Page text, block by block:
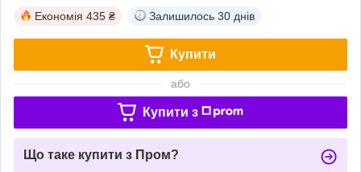
Економія 435 ₴ Залишилось 30 днів
Купити
або
Купити з
Що таке купити з Пром?